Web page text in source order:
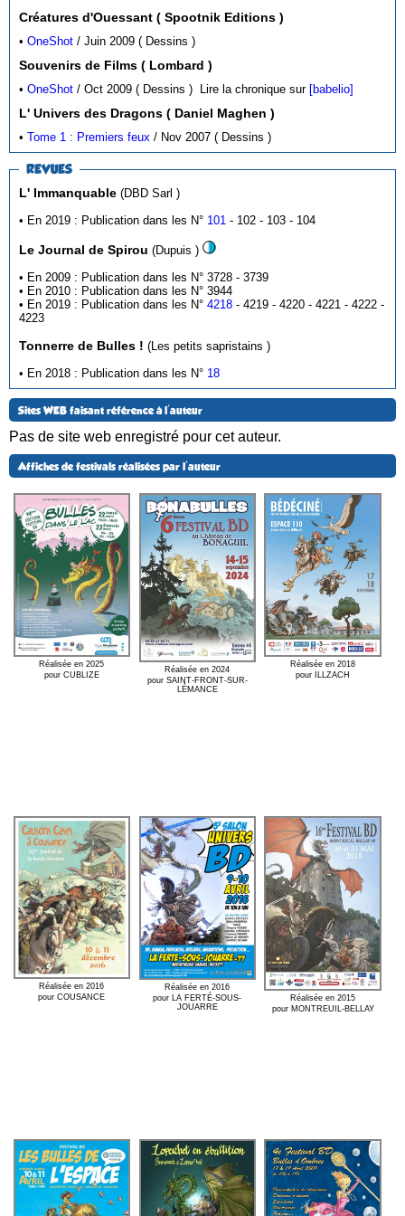
Créatures d'Ouessant ( Spootnik Editions )
•OneShot / Juin 2009 ( Dessins )
Souvenirs de Films ( Lombard )
•OneShot / Oct 2009 ( Dessins ) Lire la chronique sur [babelio]
L' Univers des Dragons ( Daniel Maghen )
•Tome 1 : Premiers feux / Nov 2007 ( Dessins )
REVUES
L' Immanquable
(DBD Sarl )
• En 2019 : Publication dans les N° 101 - 102 - 103 - 104
Le Journal de Spirou
(Dupuis )
• En 2009 : Publication dans les N° 3728 - 3739
• En 2010 : Publication dans les N° 3944
• En 2019 : Publication dans les N°4218- 4219 - 4220 - 4221 - 4222 -
4223
Tonnerre de Bulles !
(Les petits sapristains )
• En 2018 : Publication dans les N° 18
Sites WEB faisant référence à l'auteur
Pas de site web enregistré pour cet auteur.
Affiches de festivals réalisées par l'auteur
Réalisée en 2025
pour CUBLIZE
Réalisée en 2024
pour SAINT-FRONT-SUR-
LÉMANCE
Réalisée en 2018
pour ILLZACH
Réalisée en 2016
pour COUSANCE
Réalisée en 2016
pour LA FERTÉ-SOUS-
JOUARRE
Réalisée en 2015
pour MONTREUIL-BELLAY